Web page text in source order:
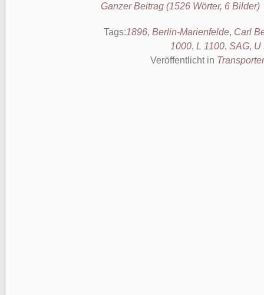
Ganzer Beitrag (1526 Wörter, 6 Bilder)
Tags:1896, Berlin-Marienfelde, Carl
1000, L 1100, SAG, U
Veröffentlicht in Transporter